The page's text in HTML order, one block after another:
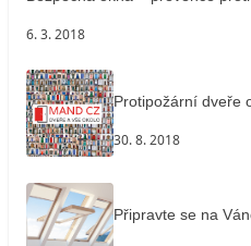
6. 3. 2018
Protipožární dveře
30. 8. 2018
Připravte se na